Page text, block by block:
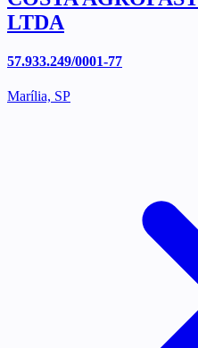
LTDA
57.933.249/0001-77
Marília, SP